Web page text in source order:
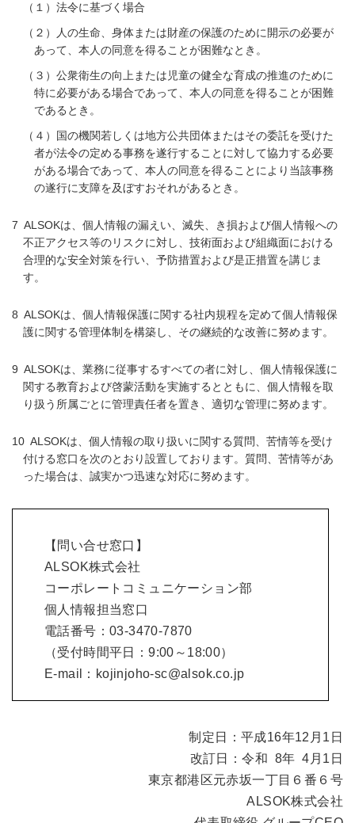
（１）法令に基づく場合
（２）人の生命、身体または財産の保護のために開示の必要が
あって、本人の同意を得ることが困難なとき。
（３）公衆衛生の向上または児童の健全な育成の推進のために
特に必要がある場合であって、本人の同意を得ることが困難
であるとき。
（４）国の機関若しくは地方公共団体またはその委託を受けた
者が法令の定める事務を遂行することに対して協力する必要
がある場合であって、本人の同意を得ることにより当該事務
の遂行に支障を及ぼすおそれがあるとき。
ALSOKは、個人情報の漏えい、滅失、き損および個人情報への
不正アクセス等のリスクに対し、技術面および組織面における
合理的な安全対策を行い、予防措置および是正措置を講じま
す。
ALSOKは、個人情報保護に関する社内規程を定めて個人情報保
護に関する管理体制を構築し、その継続的な改善に努めます。
ALSOKは、業務に従事するすべての者に対し、個人情報保護に
関する教育および啓蒙活動を実施するとともに、個人情報を取
り扱う所属ごとに管理責任者を置き、適切な管理に努めます。
ALSOKは、個人情報の取り扱いに関する質問、苦情等を受け
付ける窓口を次のとおり設置しております。質問、苦情等があ
った場合は、誠実かつ迅速な対応に努めます。
【問い合せ窓口】
ALSOK株式会社
コーポレートコミュニケーション部
個人情報担当窓口
電話番号：03-3470-7870
（受付時間平日：9:00～18:00）
E-mail： kojinjoho-sc@alsok.co.jp
制定日：平成16年12月1日
改訂日：令和 8年 4月1日
東京都港区元赤坂一丁目６番６号
ALSOK株式会社